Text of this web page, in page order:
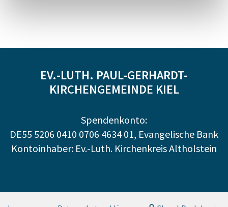
EV.-LUTH. PAUL-GERHARDT-
KIRCHENGEMEINDE KIEL
Spendenkonto:
DE55 5206 0410 0706 4634 01, Evangelische Bank
Kontoinhaber: Ev.-Luth. Kirchenkreis Altholstein